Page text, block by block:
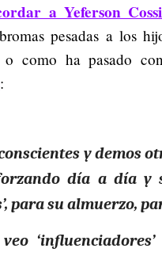
a Yeferson
pesadas a los
o como ha pasado
:
y demos
día a día y
para su almuerzo,
veo